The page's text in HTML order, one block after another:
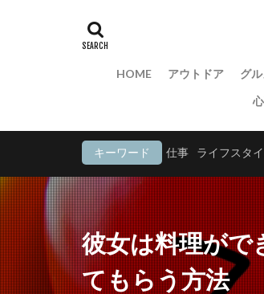
HOME アウトドア グル
キーワード 仕事 ライフスタ
彼女は料理がで
てもらう方法